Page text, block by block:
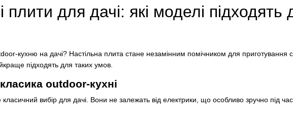
плити для дачі: які моделі підходять
кухню на дачі? Настільна плита стане незамінним помічником для приготування
підходять для таких умов.
outdoor-кухні
класичний вибір для дачі. Вони не залежать від електрики, що особливо зручно під